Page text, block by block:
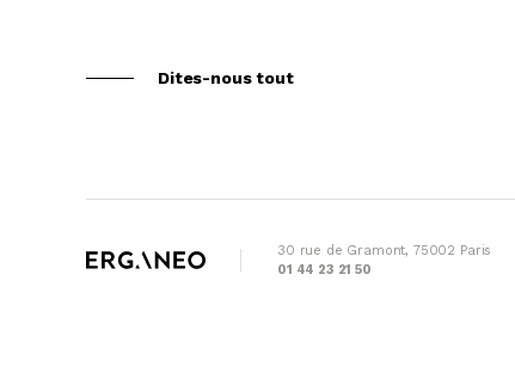
Dites-nous tout
30 rue de Gramont, 75002 Paris
01 44 23 21 50